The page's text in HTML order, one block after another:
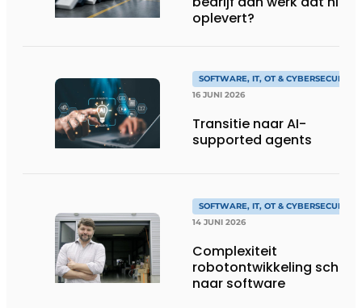
oplevert?
SOFTWARE, IT, OT & CYBERSECURITY
16 JUNI 2026
Transitie naar AI-
supported agents
SOFTWARE, IT, OT & CYBERSECURITY
14 JUNI 2026
Complexiteit
robotontwikkeling schuift
naar software